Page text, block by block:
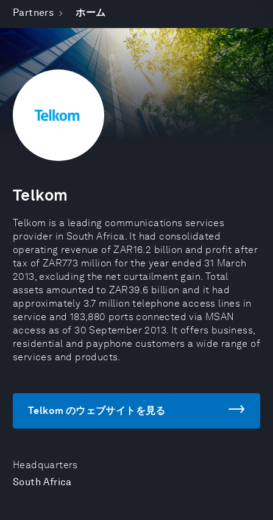
Partners ホーム
Headquarters
South Africa
Telkom
Telkom is a leading communications services
provider in South Africa. It had consolidated
operating revenue of ZAR16.2 billion and profit after
tax of ZAR773 million for the year ended 31 March
2013, excluding the net curtailment gain. Total
assets amounted to ZAR39.6 billion and it had
approximately 3.7 million telephone access lines in
service and 183,880 ports connected via MSAN
access as of 30 September 2013. It offers business,
residential and payphone customers a wide range of
services and products.
Telkom のウェブサイトを見る